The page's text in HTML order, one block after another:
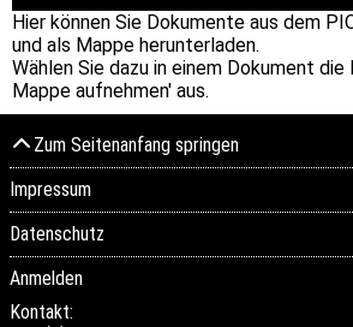
Hier können Sie Dokumente aus dem
und als Mappe herunterladen.
Wählen Sie dazu in einem Dokument die
Mappe aufnehmen' aus.
Zum Seitenanfang springen
Impressum
Datenschutz
Anmelden
Kontakt: